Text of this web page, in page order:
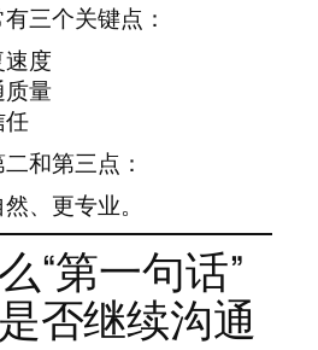
三个关键点：
度
量
任
和第三点：
、更专业。
“第一句话”
否继续沟通